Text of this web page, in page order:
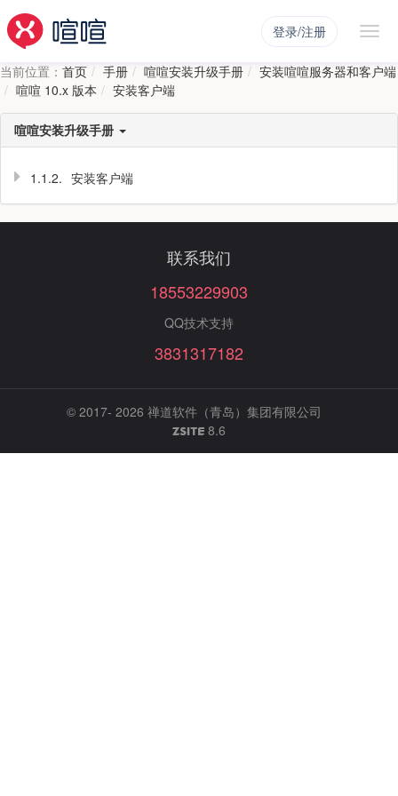
登录/注册
当前位置： 首页 手册 喧喧安装升级手册
安装喧喧服务器和客户端
喧喧 10.x 版本
安装客户端
喧喧安装升级手册
1.1.2. 安装客户端
联系我们
18553229903
QQ技术支持
3831317182
© 2017- 2026 禅道软件（青岛）集团有限公司
ZSITE
8.6